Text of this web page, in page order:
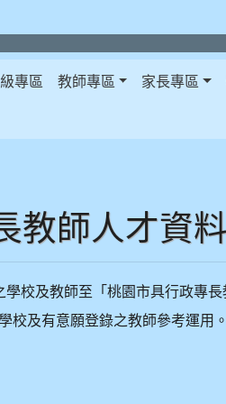
專區 教師專區 家長專區
師人才資料
校及教師至「桃園市具行政專長
校及有意願登錄之教師參考運用。